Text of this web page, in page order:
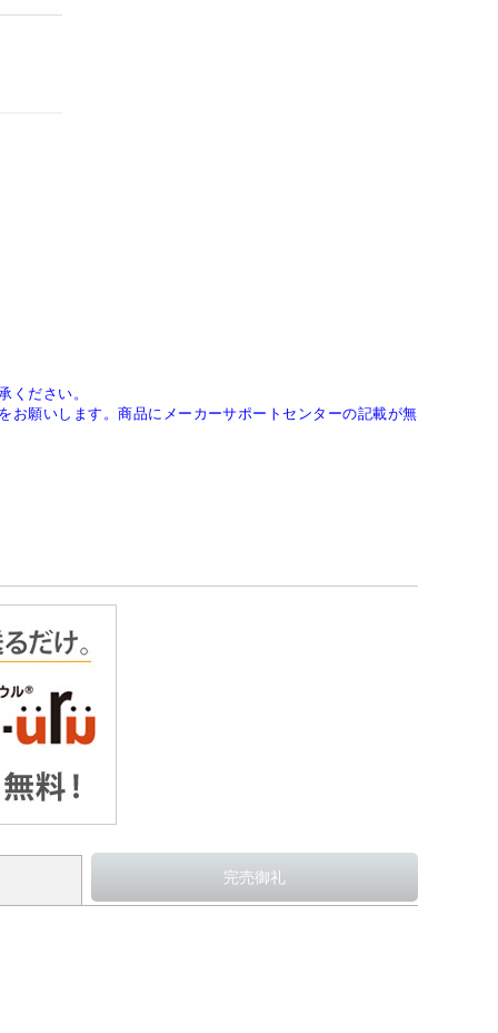
ください。
願いします。商品にメーカーサポートセンターの記載が無